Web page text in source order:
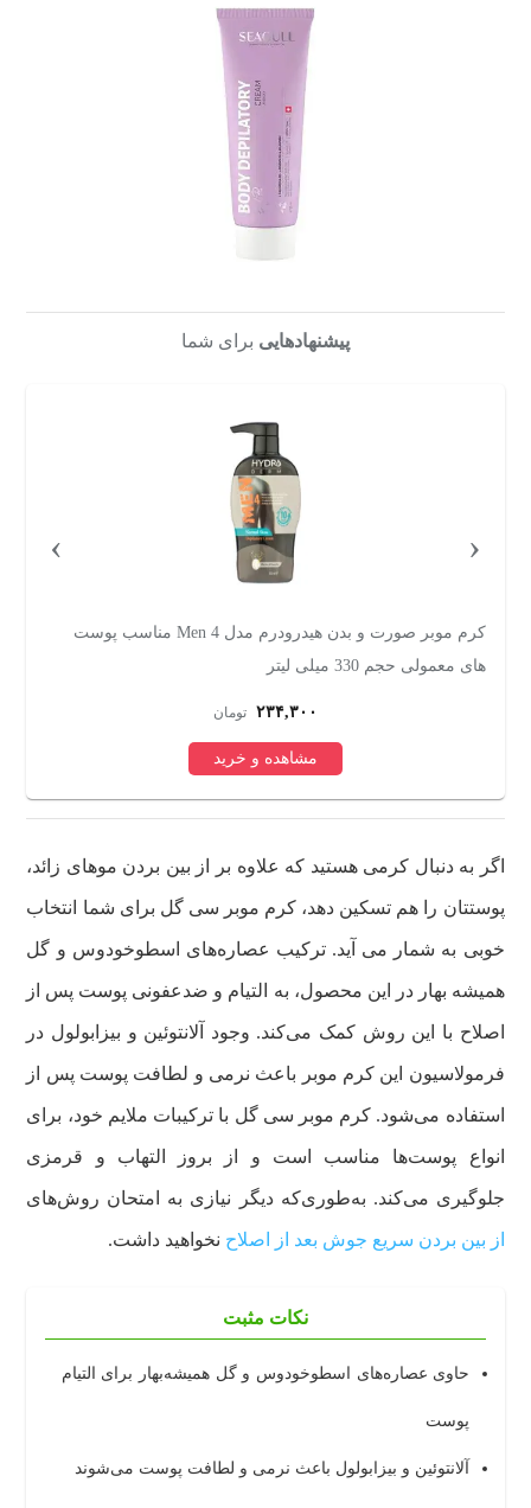
پیشنهادهایی برای شما
کرم موبر صورت و بدن هیدرودرم مدل Men 4 مناسب پوست اسپری موبر رینبو مدل Aloevera حجم 200 میلی لیتر
‹
›
اگر به دنبال کرمی هستید که علاوه بر از بین بردن موهای زائد،
پوستتان را هم تسکین دهد، کرم موبر سی گل برای شما انتخاب
خوبی به شمار می آید. ترکیب عصاره‌های اسطوخودوس و گل
همیشه بهار در این محصول، به التیام و ضدعفونی پوست پس از
اصلاح با این روش کمک می‌کند. وجود آلانتوئین و بیزابولول در
فرمولاسیون این کرم موبر باعث نرمی و لطافت پوست پس از
استفاده می‌شود. کرم موبر سی گل با ترکیبات ملایم خود، برای
انواع پوست‌ها مناسب است و از بروز التهاب و قرمزی
جلوگیری می‌کند. به‌طوری‌که دیگر نیازی به امتحان روش‌های
از بین بردن سریع جوش بعد از اصلاح نخواهید داشت.
نکات مثبت
حاوی عصاره‌های اسطوخودوس و گل همیشه‌بهار برای التیام
پوست
آلانتوئین و بیزابولول باعث نرمی و لطافت پوست می‌شوند